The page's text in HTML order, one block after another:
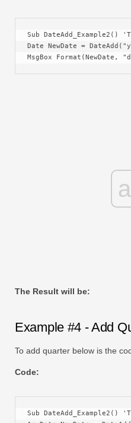
Sub DateAdd_Example2()
Date NewDate =
MsgBox Format(NewDate,
The Result will be:
Example #4 - Add
To add quarter below is the
Code:
Sub DateAdd_Example2()